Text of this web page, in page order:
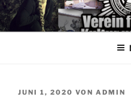
Zum
Inhalt
springen
VERÖFFENTLICHT
JUNI 1, 2020 VON ADMIN